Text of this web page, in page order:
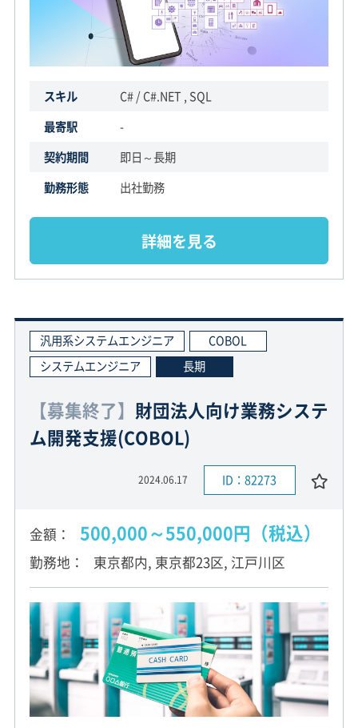
スキル
C# / C#.NET , SQL
最寄駅
-
契約期間
即日～長期
勤務形態
出社勤務
詳細を見る
汎用系システムエンジニア
COBOL
システムエンジニア
長期
【募集終了】 財団法人向け業務システ
ム開発支援(COBOL)
2024.06.17 ID：82273
金額 500,000～550,000円（税込）
勤務地 東京都内, 東京都23区, 江戸川区